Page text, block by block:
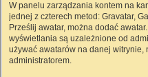
W panelu zarządzania kontem na
jednej z czterech metod: Gravatar,
Prześlij awatar, można dodać
wyświetlania są uzależnione od
używać awatarów na danej witrynie,
administratorem.